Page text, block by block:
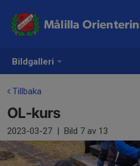
Bildgalleri
Målilla
Tillbaka
OL-kurs
2023-03-27 | Bild 7 av 13